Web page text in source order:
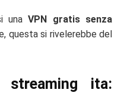
unaVPN gratis senza
questa si rivelerebbe del
ita: